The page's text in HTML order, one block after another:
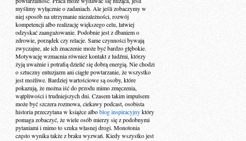
myślimy wyłącznie o zadaniach. Ale jeśli zobaczymy w
niej sposób na utrzymanie niezależności, rozwój
kompetencji albo realizację większego celu, łatwiej
odzyskać zaangażowanie. Podobnie jest z dbaniem o
zdrowie, porządek czy relacje. Same czynności bywają
zwyczajne, ale ich znaczenie może być bardzo głębokie.
Motywację wzmacnia również kontakt z ludźmi, którzy
żyją uważnie i potrafią dzielić się dobrą energią. Nie chodzi
o sztuczny entuzjazm ani ciągłe powtarzanie, że wszystko
jest możliwe. Bardziej wartościowe są osoby, które
pokazują, że można iść do przodu mimo zmęczenia,
wątpliwości i trudniejszych dni. Czasem takim impulsem
może być szczera rozmowa, ciekawy podcast, osobista
historia przeczytana w książce alboblog inspiracyjnyktóry
pomaga zobaczyć, że wiele osób mierzy się z podobnymi
pytaniami i mimo to szuka własnej drogi. Monotonia
często wynika także z braku wyzwań. Kiedy wszystko jest